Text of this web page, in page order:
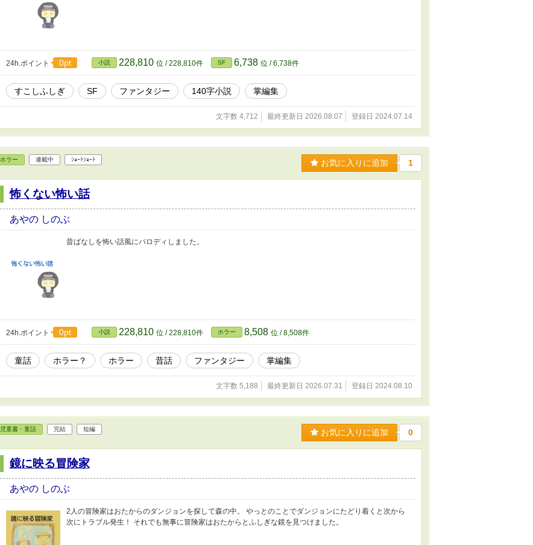
24h.ポイント 0pt 小説 228,810 位 / 228,810件 SF 6,738 位 / 6,738件
すこしふしぎ SF ファンタジー 140字小説 掌編集
文字数 4,712 最終更新日 2026.08.07 登録日 2024.07.14
ホラー 連載中 ｼｮｰﾄｼｮｰﾄ お気に入りに追加 1
怖くない怖い話
あやの しのぶ
昔ばなしを怖い話風にパロディしました。
24h.ポイント 0pt 小説 228,810 位 / 228,810件 ホラー 8,508 位 / 8,508件
童話 ホラー？ ホラー 昔話 ファンタジー 掌編集
文字数 5,188 最終更新日 2026.07.31 登録日 2024.08.10
児童書・童話 完結 短編 お気に入りに追加 0
鏡に映る冒険家
あやの しのぶ
2人の冒険家はおたからのダンジョンを探して森の中。 やっとのことでダンジョンにたどり着くと次から
次にトラブル発生！ それでも無事に冒険家はおたからとふしぎな鏡を見つけました。